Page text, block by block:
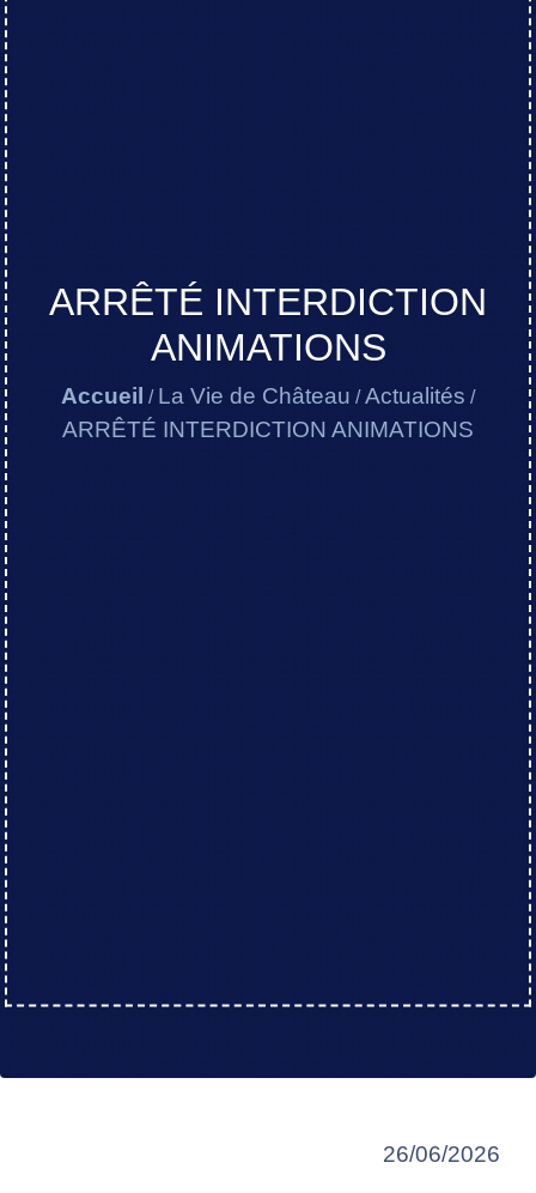
ARRÊTÉ INTERDICTION
ANIMATIONS
Accueil / La Vie de Château /Actualités /
ARRÊTÉ INTERDICTION ANIMATIONS
26/06/2026